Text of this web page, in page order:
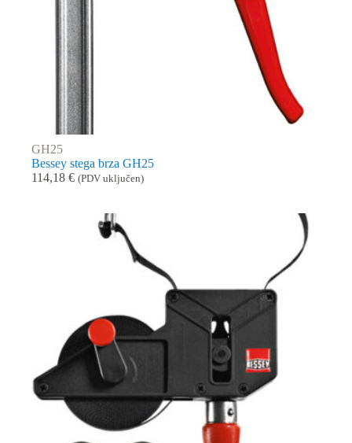
GH25
Bessey stega brza GH25
114,18 € (PDV uključen)